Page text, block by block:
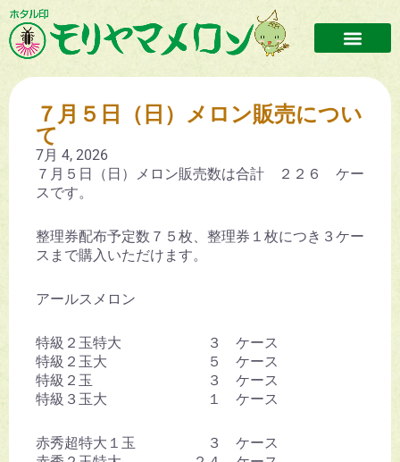
７月５日（日）メロン販売につい
て
7月 4, 2026
７月５日（日）メロン販売数は合計 ２２６ ケー
スです。
整理券配布予定数７５枚、整理券１枚につき３ケー
スまで購入いただけます。
アールスメロン
特級２玉特大 ３ ケース
特級２玉大 ５ ケース
特級２玉 ３ ケース
特級３玉大 １ ケース
赤秀超特大１玉 ３ ケース